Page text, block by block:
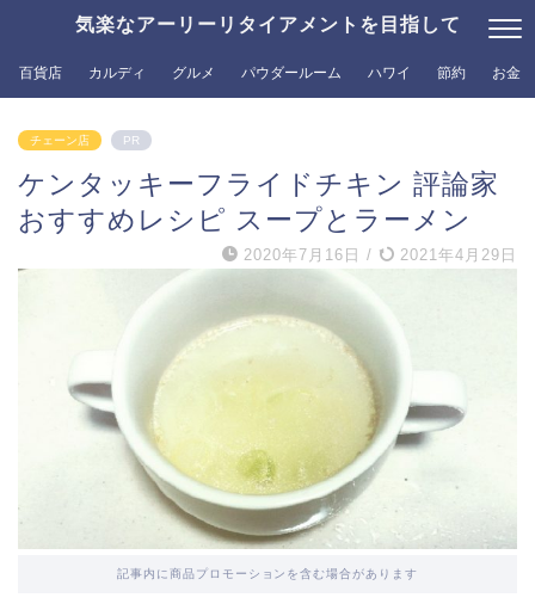
気楽なアーリーリタイアメントを目指して
百貨店 カルディ グルメ パウダールーム ハワイ 節約 お金
チェーン店 PR
ケンタッキーフライドチキン 評論家
おすすめレシピ スープとラーメン
2020年7月16日 / 2021年4月29日
記事内に商品プロモーションを含む場合があります